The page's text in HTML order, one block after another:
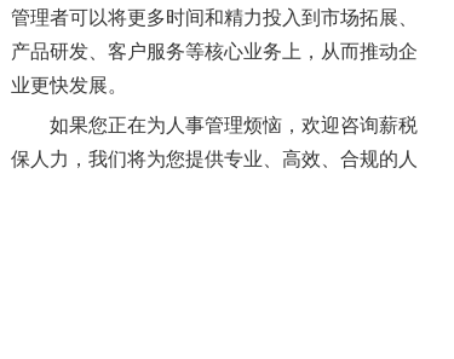
管理者可以将更多时间和精力投入到市场拓展、
产品研发、客户服务等核心业务上，从而推动企
业更快发展。
如果您正在为人事管理烦恼，欢迎咨询薪税
保人力，我们将为您提供专业、高效、合规的人